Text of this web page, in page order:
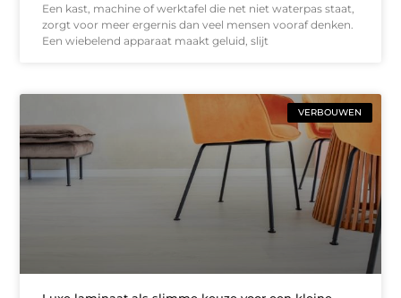
Een kast, machine of werktafel die net niet waterpas staat,
zorgt voor meer ergernis dan veel mensen vooraf denken.
Een wiebelend apparaat maakt geluid, slijt
VERBOUWEN